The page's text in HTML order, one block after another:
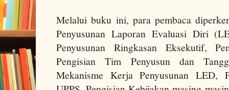
Melalui buku ini, para pembaca
Penyusunan Laporan Evaluasi Diri
Penyusunan Ringkasan Eksekutif,
Pengisian Tim Penyusun dan
Mekanisme Kerja Penyusunan LED,